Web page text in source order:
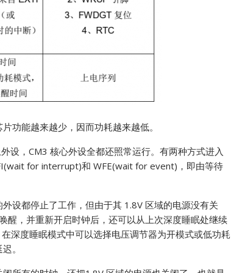
功能越来越少，因而功耗越来越低。
设，CM3 核心外设全都还照常运行。有两种方式进入
for interrupt)和 WFE(wait for event)，即由等待
设都停止了工作，但由于其 1.8V 区域的电源没有关
醒，并重新开启时钟后，还可以从上次深度睡眠处继续
深度睡眠模式中可以选择电压调节器为开模式或低功耗
。